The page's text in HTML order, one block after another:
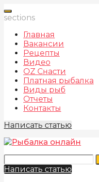
sections
Главная
Вакансии
Рецепты
Видео
OZ Снасти
Платная рыбалка
Виды рыб
Отчеты
Контакты
Написать статью
Написать статью